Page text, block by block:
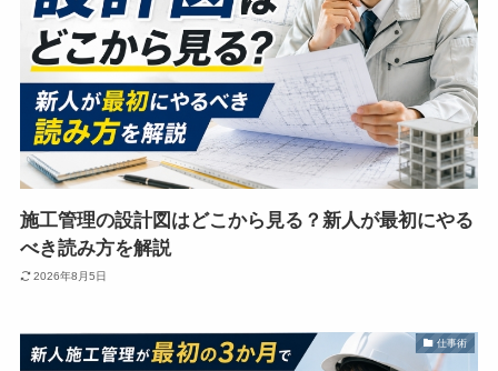
施工管理の設計図はどこから見る？新人が最初にやる
べき読み方を解説
2026年8月5日
仕事術